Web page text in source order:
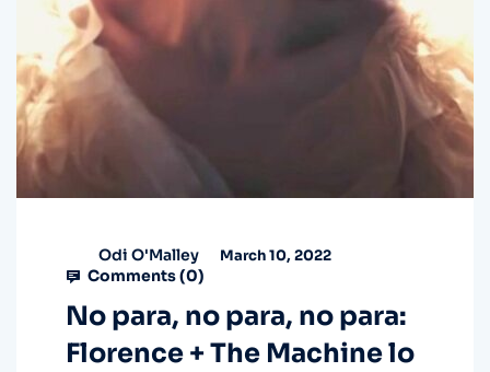
Odi O'Malley March 10, 2022
Comments (0)
No para, no para, no para:
Florence + The Machine lo